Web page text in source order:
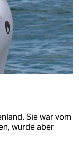
Sie war vom
wurde aber